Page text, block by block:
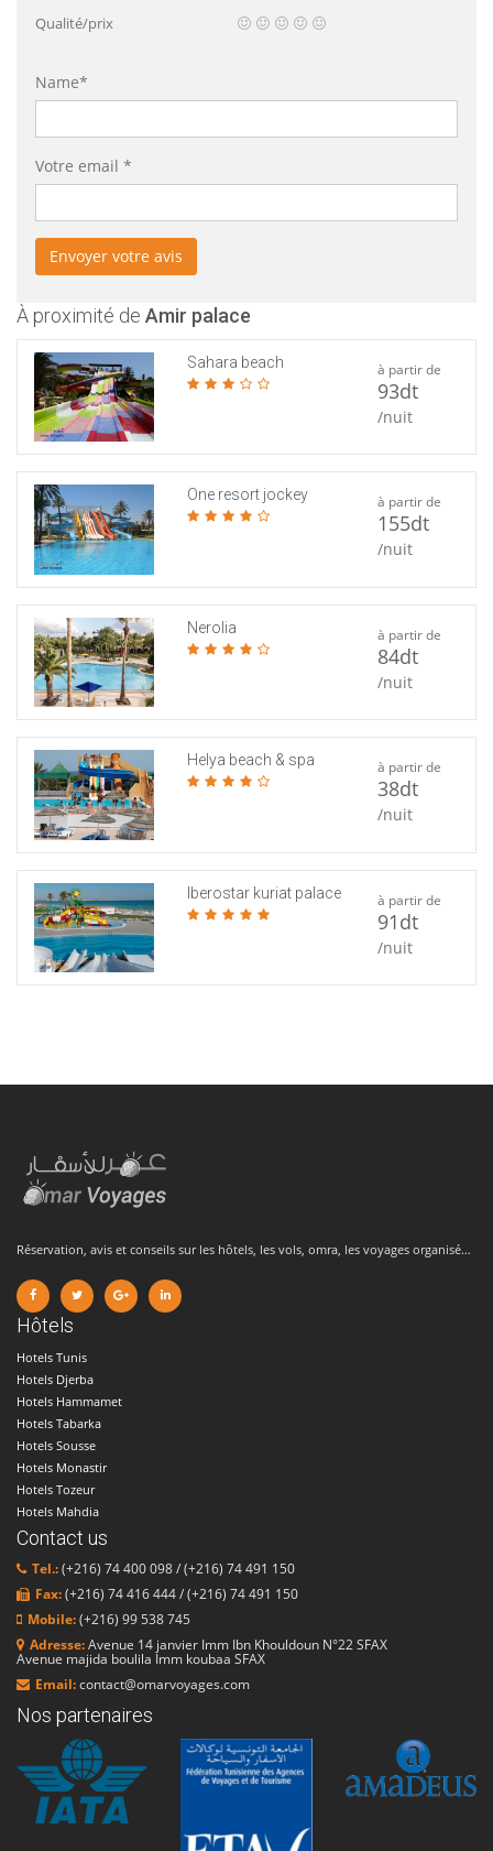
Qualité/prix
Name*
Votre email *
À proximité de Amir palace
Sahara beach à partir de
93dt
/nuit
One resort jockey à partir de
155dt
/nuit
Nerolia à partir de
84dt
/nuit
Helya beach & spa à partir de
38dt
/nuit
Iberostar kuriat palace à partir de
91dt
/nuit
Réservation, avis et conseils sur les hôtels, les vols, omra, les voyages organisé…
Hôtels
Hotels Tunis
Hotels Djerba
Hotels Hammamet
Hotels Tabarka
Hotels Sousse
Hotels Monastir
Hotels Tozeur
Hotels Mahdia
Contact us
Tel.:(+216) 74 400 098 / (+216) 74 491 150
Fax:(+216) 74 416 444 / (+216) 74 491 150
Mobile:(+216) 99 538 745
Adresse:Avenue 14 janvier Imm Ibn Khouldoun N°22 SFAX
Avenue majida boulila Imm koubaa SFAX
Email:contact@omarvoyages.com
Nos partenaires